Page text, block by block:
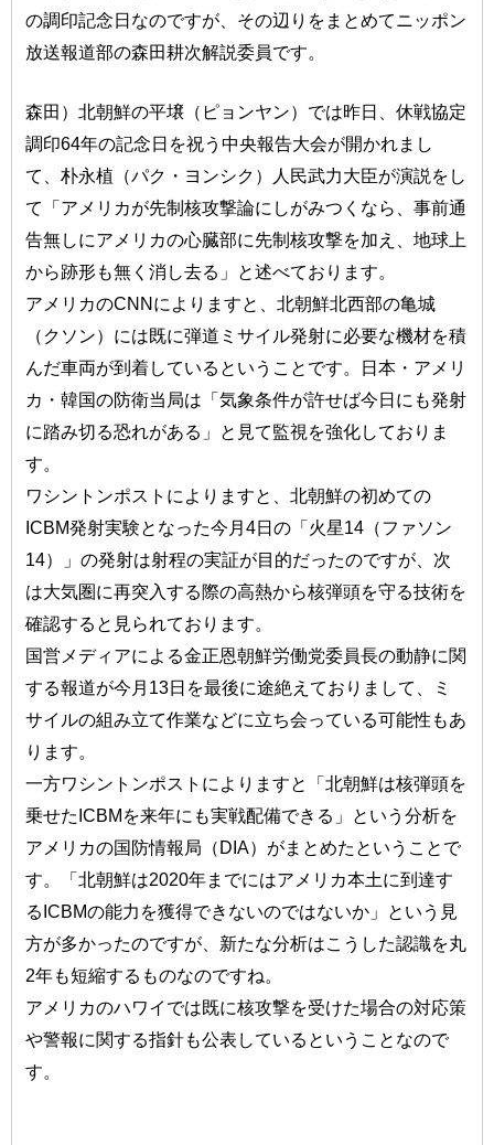
の調印記念日なのですが、その辺りをまとめてニッポン
放送報道部の森田耕次解説委員です。
森田）北朝鮮の平壌（ピョンヤン）では昨日、休戦協定
調印64年の記念日を祝う中央報告大会が開かれまし
て、朴永植（パク・ヨンシク）人民武力大臣が演説をし
て「アメリカが先制核攻撃論にしがみつくなら、事前通
告無しにアメリカの心臓部に先制核攻撃を加え、地球上
から跡形も無く消し去る」と述べております。
アメリカのCNNによりますと、北朝鮮北西部の亀城
（クソン）には既に弾道ミサイル発射に必要な機材を積
んだ車両が到着しているということです。日本・アメリ
カ・韓国の防衛当局は「気象条件が許せば今日にも発射
に踏み切る恐れがある」と見て監視を強化しておりま
す。
ワシントンポストによりますと、北朝鮮の初めての
ICBM発射実験となった今月4日の「火星14（ファソン
14）」の発射は射程の実証が目的だったのですが、次
は大気圏に再突入する際の高熱から核弾頭を守る技術を
確認すると見られております。
国営メディアによる金正恩朝鮮労働党委員長の動静に関
する報道が今月13日を最後に途絶えておりまして、ミ
サイルの組み立て作業などに立ち会っている可能性もあ
ります。
一方ワシントンポストによりますと「北朝鮮は核弾頭を
乗せたICBMを来年にも実戦配備できる」という分析を
アメリカの国防情報局（DIA）がまとめたということで
す。「北朝鮮は2020年までにはアメリカ本土に到達す
るICBMの能力を獲得できないのではないか」という見
方が多かったのですが、新たな分析はこうした認識を丸
2年も短縮するものなのですね。
アメリカのハワイでは既に核攻撃を受けた場合の対応策
や警報に関する指針も公表しているということなので
す。